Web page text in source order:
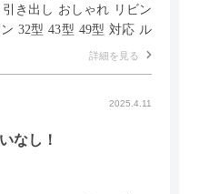
き出し おしゃれ リビン
32型 43型 49型 対応 ル
詳細を見る
2025.4.11
なし！